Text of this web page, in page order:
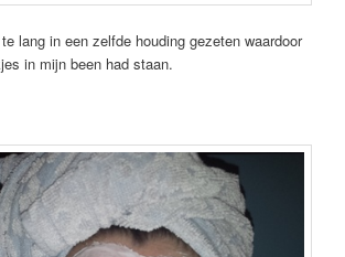
lang in een zelfde houding gezeten waardoor
in mijn been had staan.